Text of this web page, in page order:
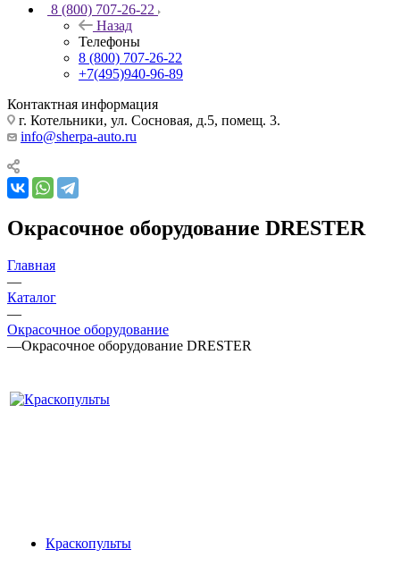
8 (800) 707-26-22
Назад
Телефоны
8 (800) 707-26-22
+7(495)940-96-89
Контактная информация
г. Котельники, ул. Сосновая, д.5, помещ. 3.
info@sherpa-auto.ru
Окрасочное оборудование DRESTER
Главная
—
Каталог
—
Окрасочное оборудование
—Окрасочное оборудование DRESTER
Краскопульты